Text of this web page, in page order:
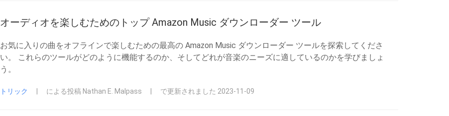
オーディオを楽しむためのトップ Amazon Music ダウンローダー ツール
お気に入りの曲をオフラインで楽しむための最高の Amazon Music ダウンローダー ツールを探索してくださ
い。 これらのツールがどのように機能するのか、そしてどれが音楽のニーズに適しているのかを学びましょ
う。
トリック による投稿 Nathan E. Malpass で更新されました 2023-11-09